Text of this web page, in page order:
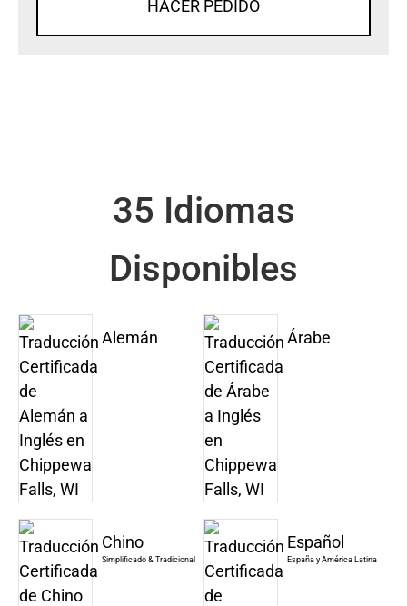
HACER PEDIDO
35 Idiomas
Disponibles
Alemán Árabe
Chino
Simplificado & Tradicional
Español
España y América Latina